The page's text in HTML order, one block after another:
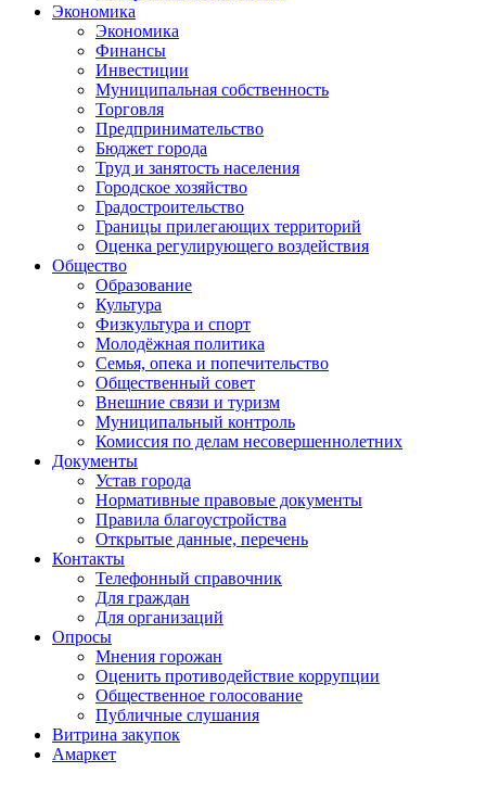
Экономика
Экономика
Финансы
Инвестиции
Муниципальная собственность
Торговля
Предпринимательство
Бюджет города
Труд и занятость населения
Городское хозяйство
Градостроительство
Границы прилегающих территорий
Оценка регулирующего воздействия
Общество
Образование
Культура
Физкультура и спорт
Молодёжная политика
Семья, опека и попечительство
Общественный совет
Внешние связи и туризм
Муниципальный контроль
Комиссия по делам несовершеннолетних
Документы
Устав города
Нормативные правовые документы
Правила благоустройства
Открытые данные, перечень
Контакты
Телефонный справочник
Для граждан
Для организаций
Опросы
Мнения горожан
Оценить противодействие коррупции
Общественное голосование
Публичные слушания
Витрина закупок
Амаркет